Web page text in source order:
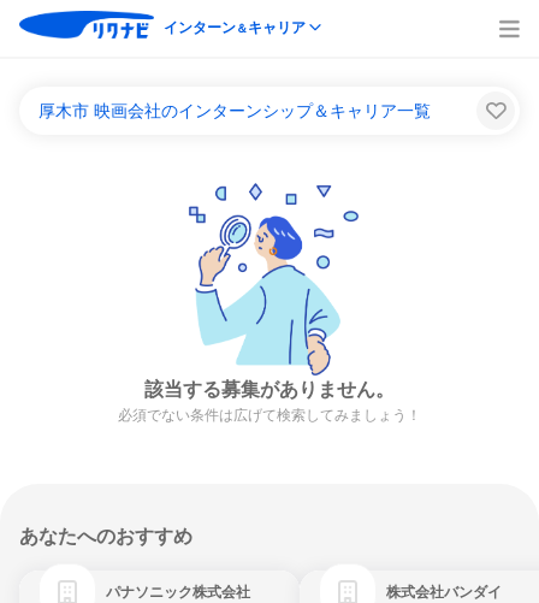
インターン＆キャリア
厚木市 映画会社のインターンシップ＆キャリア一覧
該当する募集がありません。
必須でない条件は広げて検索してみましょう！
あなたへのおすすめ
パナソニック株式会社 株式会社バンダイ